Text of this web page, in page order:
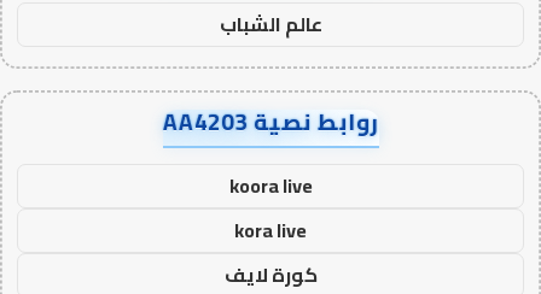
عالم الشباب
روابط نصية AA4203
koora live
kora live
كورة لايف